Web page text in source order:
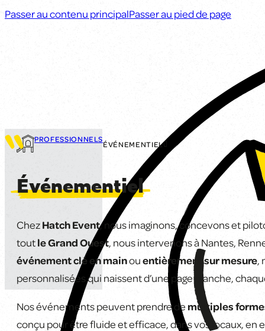
Passer au contenu principalPasser au pied de page
PROFESSIONNELS
ÉVÉNEMENTIEL
Événementiel
ChezHatch Event, nous imaginons, concevons et
toutle Grand Ouest, nous intervenons à Nantes,
événement clé en mainouentièrement sur mesure,
personnalisées qui naissent d’une page blanche,
Nos événements peuvent prendre de multiples
conçu pour être fluide et efficace, dans vos locaux, en